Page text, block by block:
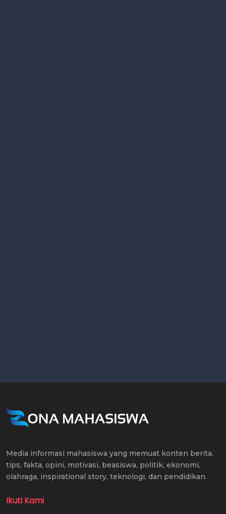
Media informasi mahasiswa yang memuat konten berita,
tips, fakta, opini, motivasi, beasiswa, politik, ekonomi,
olahraga, inspirational story, teknologi, dan pendidikan.
Ikuti Kami